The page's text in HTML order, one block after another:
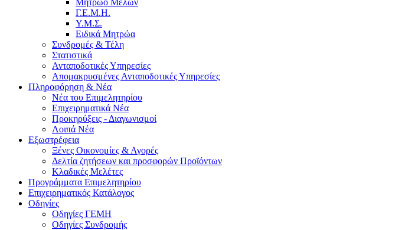
Μητρώο Μελών
Γ.Ε.Μ.Η.
Υ.Μ.Σ.
Ειδικά Μητρώα
Συνδρομές & Τέλη
Στατιστικά
Ανταποδοτικές Υπηρεσίες
Απομακρυσμένες Ανταποδοτικές Υπηρεσίες
Πληροφόρηση & Νέα
Νέα του Επιμελητηρίου
Επιχειρηματικά Νέα
Προκηρύξεις - Διαγωνισμοί
Λοιπά Νέα
Εξωστρέφεια
Ξένες Οικονομίες & Αγορές
Δελτία ζητήσεων και προσφορών Προϊόντων
Κλαδικές Μελέτες
Προγράμματα Επιμελητηρίου
Επιχειρηματικός Κατάλογος
Οδηγίες
Οδηγίες ΓΕΜΗ
Οδηγίες Συνδρομής